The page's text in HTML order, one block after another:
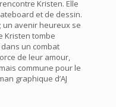
Kristen. Elle
et de dessin.
un avenir heureux se
Kristen tombe
un combat
de leur amour,
commune pour le
graphique d’AJ